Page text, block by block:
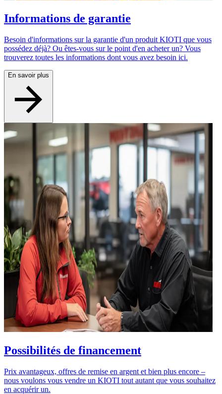
Informations de garantie
Besoin d'informations sur la garantie d'un produit KIOTI que vous
possédez déjà? Ou êtes-vous sur le point d'en acheter un? Vous
trouverez toutes les informations dont vous avez besoin ici.
En savoir plus
Possibilités de financement
Prix avantageux, offres de remise en argent et bien plus encore –
nous voulons vous vendre un KIOTI tout autant que vous souhaitez
en acquérir un.